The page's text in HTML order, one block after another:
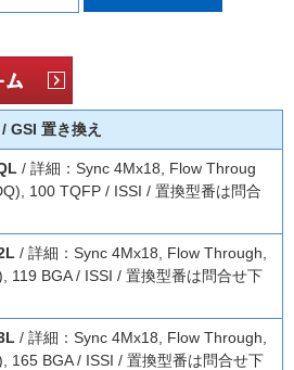
GSI 置き換え
/ 詳細：Sync 4Mx18, Flow Throug
100 TQFP / ISSI / 置換型番は問合
/ 詳細：Sync 4Mx18, Flow Through,
119 BGA / ISSI / 置換型番は問合せ下
/ 詳細：Sync 4Mx18, Flow Through,
165 BGA / ISSI / 置換型番は問合せ下